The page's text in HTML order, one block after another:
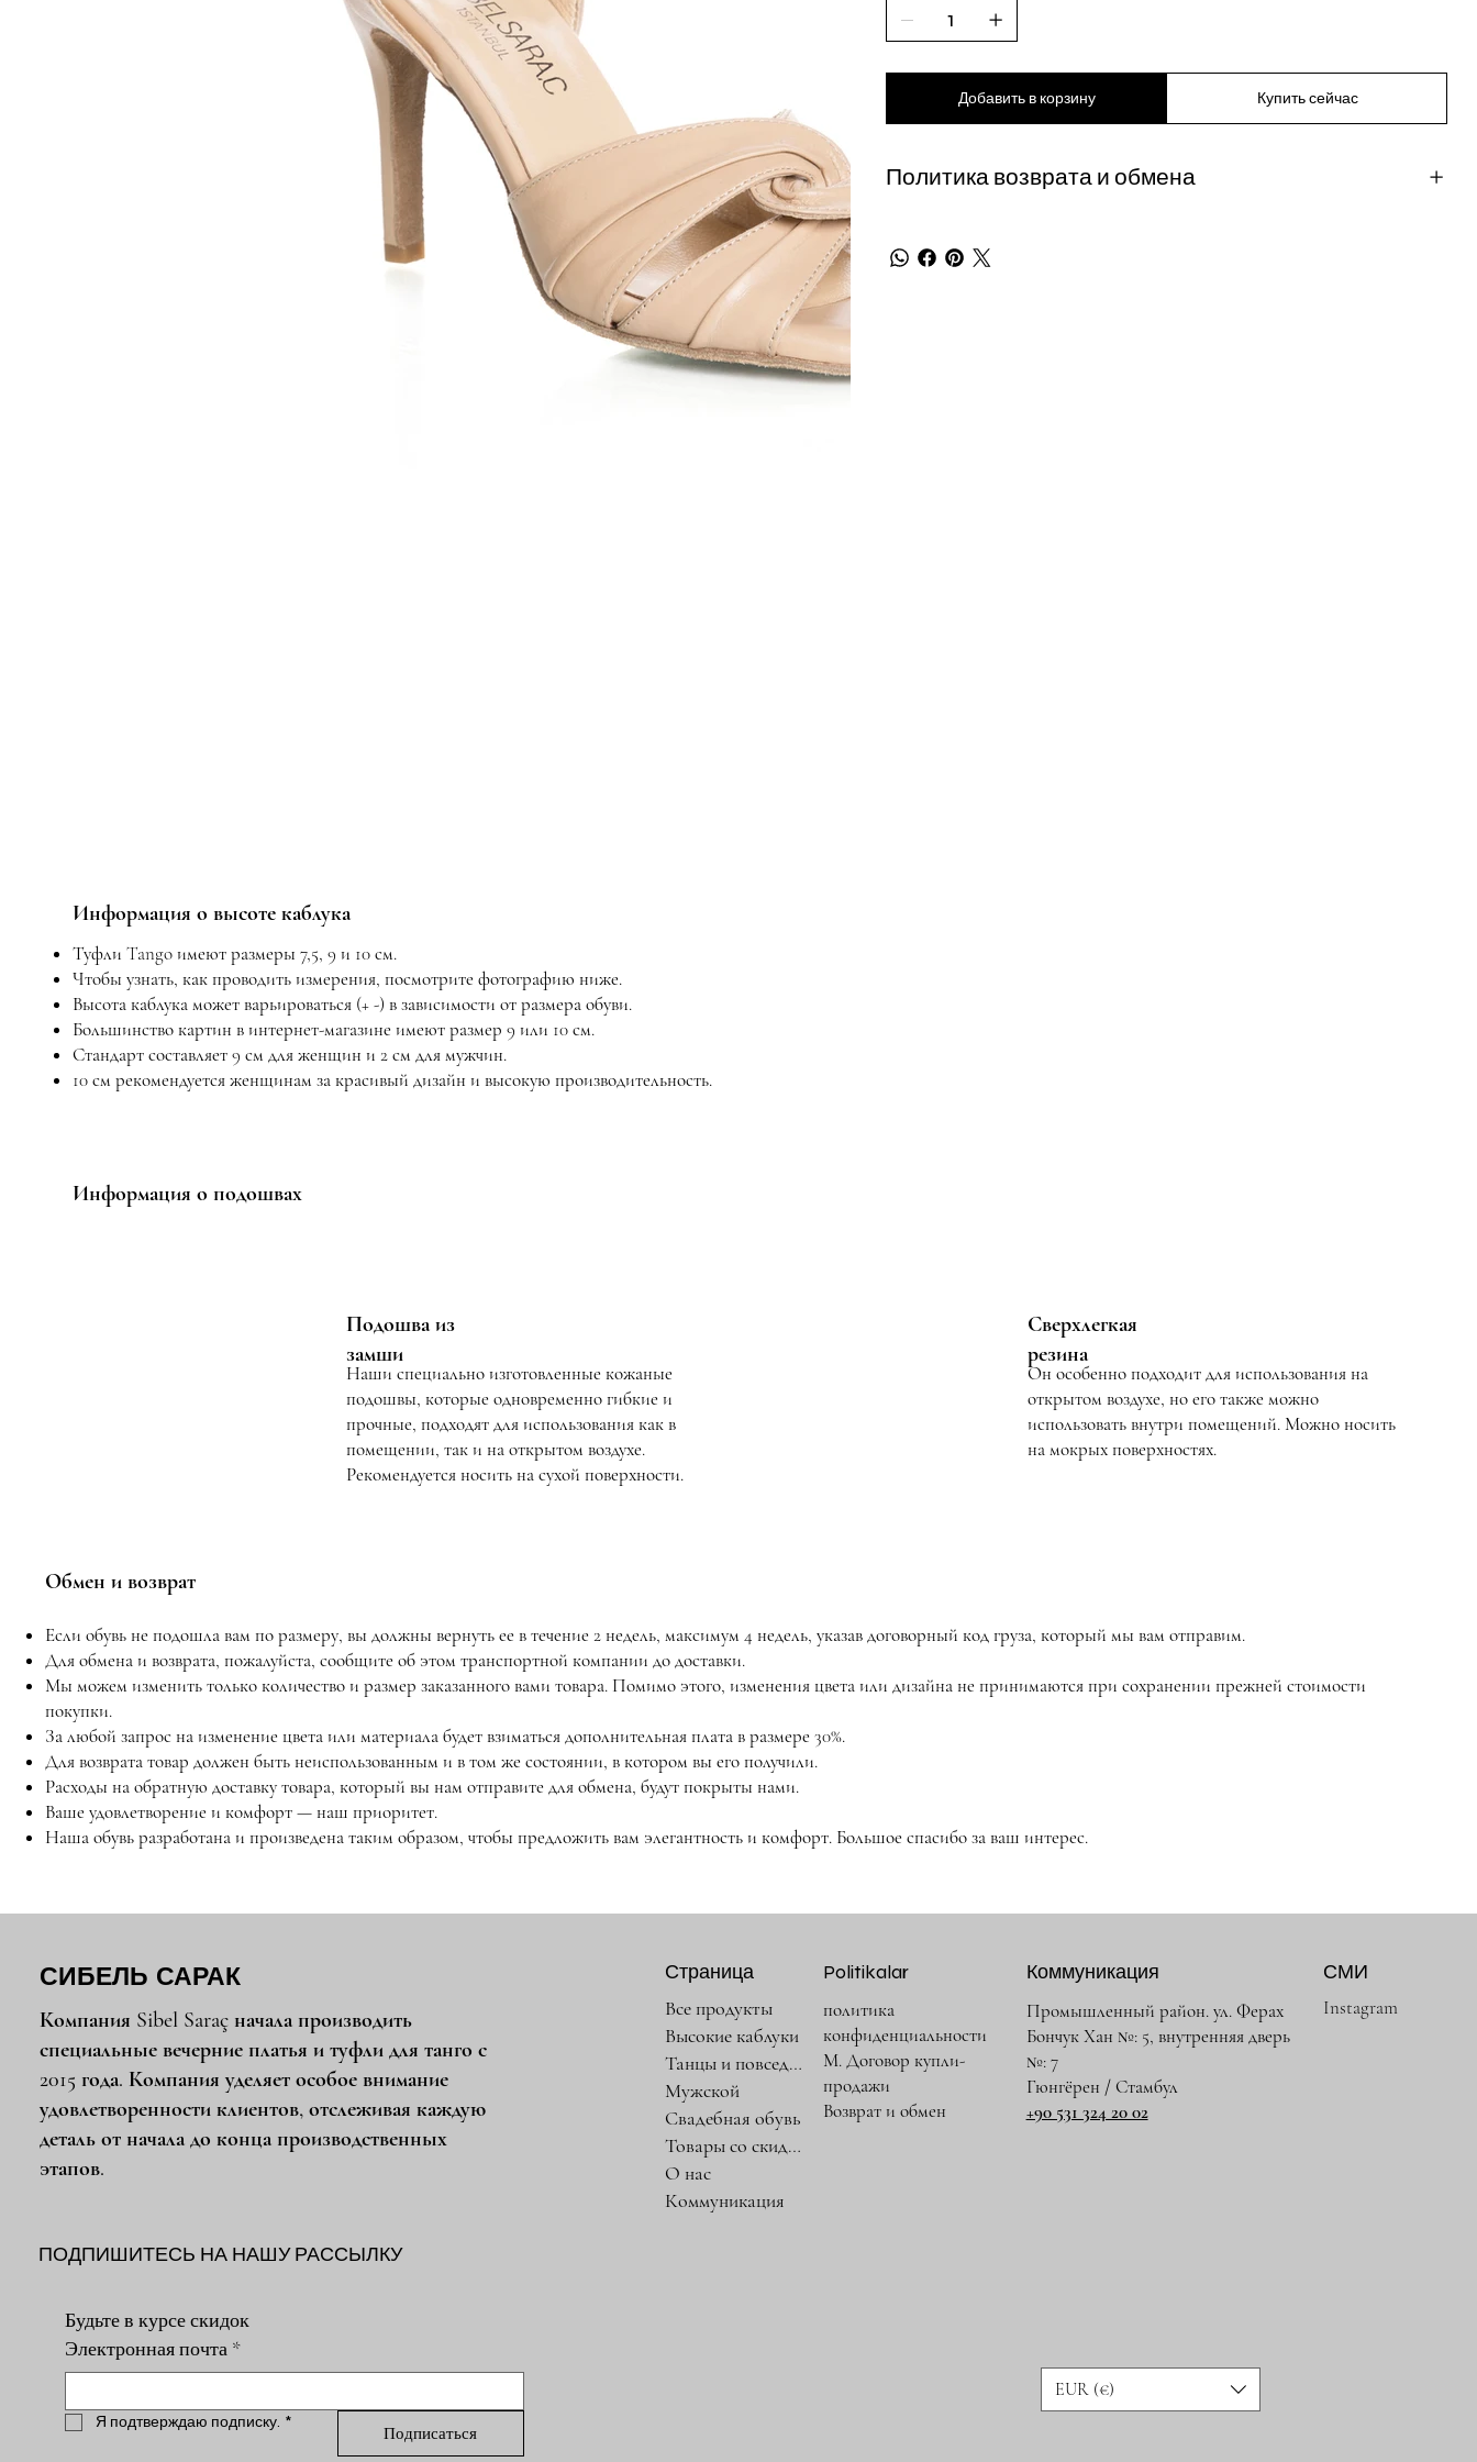
Добавить в корзину Купить сейчас
Политика возврата и обмена
Информация о высоте каблука
Туфли Tango имеют размеры 7,5, 9 и 10 см.
Чтобы узнать, как проводить измерения, посмотрите фотографию ниже.
Высота каблука может варьироваться (+ -) в зависимости от размера обуви.
Большинство картин в интернет-магазине имеют размер 9 или 10 см.
Стандарт составляет 9 см для женщин и 2 см для мужчин.
10 см рекомендуется женщинам за красивый дизайн и высокую производительность.
Информация о подошвах
Подошва из
замши
Сверхлегкая
резина
Обмен и возврат
Если обувь не подошла вам по размеру, вы должны вернуть ее в течение 2 недель, максимум 4 недель, указав договорный код груза, который мы вам отправим.
Для обмена и возврата, пожалуйста, сообщите об этом транспортной компании до доставки.
Мы можем изменить только количество и размер заказанного вами товара. Помимо этого, изменения цвета или дизайна не принимаются при сохранении прежней стоимости
покупки.
За любой запрос на изменение цвета или материала будет взиматься дополнительная плата в размере 30%.
Для возврата товар должен быть неиспользованным и в том же состоянии, в котором вы его получили.
Расходы на обратную доставку товара, который вы нам отправите для обмена, будут покрыты нами.
Ваше удовлетворение и комфорт — наш приоритет.
Наша обувь разработана и произведена таким образом, чтобы предложить вам элегантность и комфорт. Большое спасибо за ваш интерес.
Он особенно подходит для использования на
открытом воздухе, но его также можно
использовать внутри помещений. Можно носить
на мокрых поверхностях.
Наши специально изготовленные кожаные
подошвы, которые одновременно гибкие и
прочные, подходят для использования как в
помещении, так и на открытом воздухе.
Рекомендуется носить на сухой поверхности.
СИБЕЛЬ САРАК
Компания Sibel Saraç начала производить
специальные вечерние платья и туфли для танго с
2015 года. Компания уделяет особое внимание
удовлетворенности клиентов, отслеживая каждую
деталь от начала до конца производственных
этапов.
ПОДПИШИТЕСЬ НА НАШУ РАССЫЛКУ
Будьте в курсе скидок
Электронная почта *
Я подтверждаю подписку. *
Подписаться
Страница
Все продукты
Высокие каблуки
Танцы и повседневность
Мужской
Свадебная обувь
Товары со скидкой
О нас
Коммуникация
Politikalar
политика
конфиденциальности
М. Договор купли-
продажи
Возврат и обмен
Коммуникация
Промышленный район. ул. Ферах
Бончук Хан №: 5, внутренняя дверь
№: 7
Гюнгёрен / Стамбул
+90 531 324 20 02
EUR (€)
СМИ
Instagram